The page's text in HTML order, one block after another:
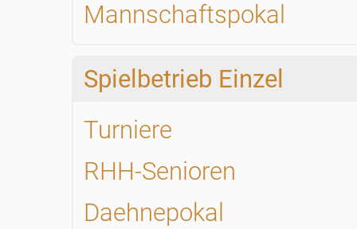
Mannschaftspokal
Spielbetrieb Einzel
Turniere
RHH-Senioren
Daehnepokal